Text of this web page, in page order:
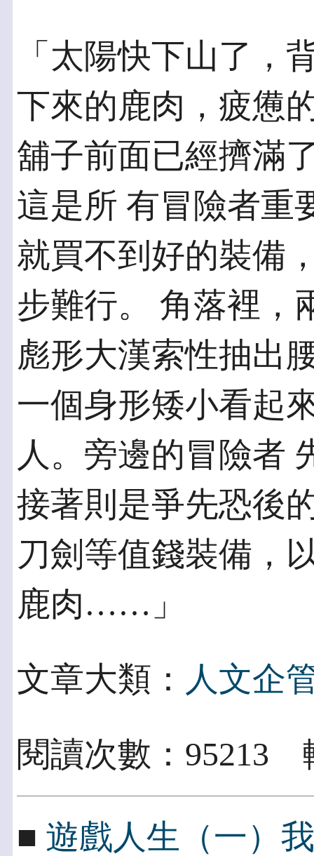
「太陽快下山了，
下來的鹿肉，疲憊
舖子前面已經擠滿
這是所 有冒險者重
就買不到好的裝備
步難行。 角落裡，
彪形大漢索性抽出
一個身形矮小看起
人。旁邊的冒險者
接著則是爭先恐後
刀劍等值錢裝備，
鹿肉……」
文章大類： 人文企
閱讀次數：95213
■ 遊戲人生（一）